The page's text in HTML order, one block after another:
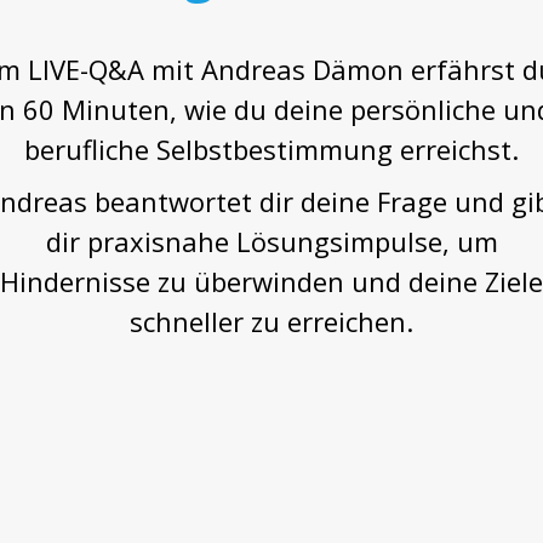
LIVE-Q&A mit Andreas Dämon erfährst
60 Minuten, wie du deine persönliche
berufliche Selbstbestimmung erreichst.
beantwortet dir deine Frage und
dir praxisnahe Lösungsimpulse, um
Hindernisse zu überwinden und deine Ziele
schneller zu erreichen.